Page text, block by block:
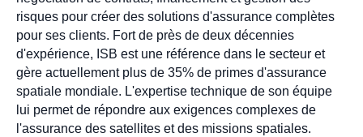
risques pour créer des solutions d'assurance complètes
pour ses clients. Fort de près de deux décennies
d'expérience, ISB est une référence dans le secteur et
gère actuellement plus de 35% de primes d'assurance
spatiale mondiale. L'expertise technique de son équipe
lui permet de répondre aux exigences complexes de
l'assurance des satellites et des missions spatiales.